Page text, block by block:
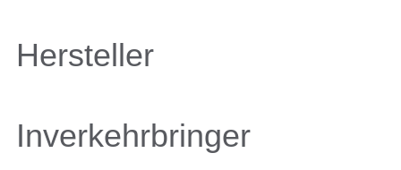
Hersteller
Inverkehrbringer